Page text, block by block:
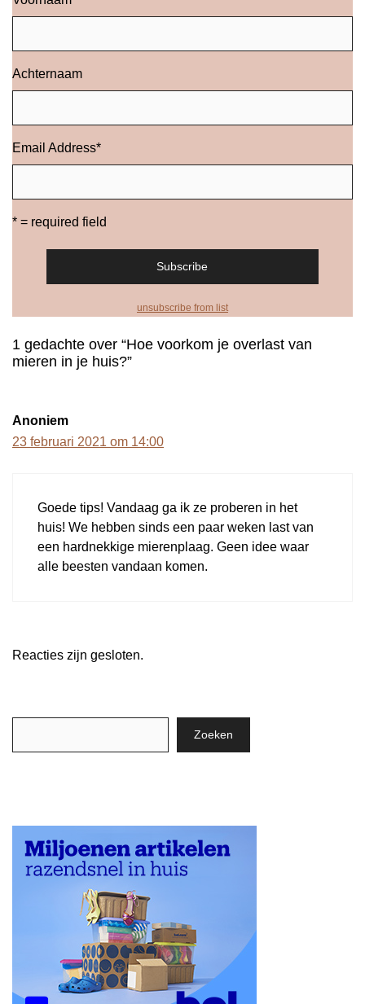
Achternaam
Email Address*
* = required field
unsubscribe from list
1 gedachte over “Hoe voorkom je overlast van
mieren in je huis?”
Anoniem
23 februari 2021 om 14:00
Goede tips! Vandaag ga ik ze proberen in het
huis! We hebben sinds een paar weken last van
een hardnekkige mierenplaag. Geen idee waar
alle beesten vandaan komen.
Reacties zijn gesloten.
Zoeken